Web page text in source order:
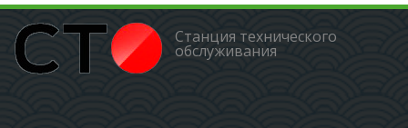
Станция технического
обслуживания